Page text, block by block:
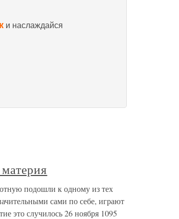
и наслаждайся
подошли к одному из тех
сами по себе, играют
это случилось 26 ноября 1095